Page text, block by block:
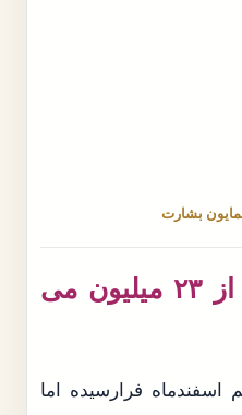
بشارت
حقوق کارگران بیش از ۲۳ میلیون می
اسفندماه فرارسیده اما